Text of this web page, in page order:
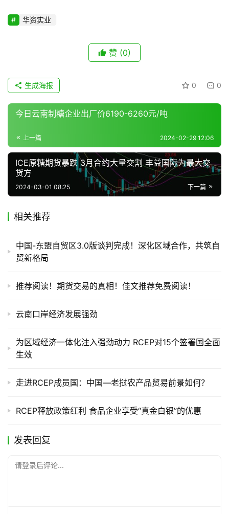
题
区
频
产
业
链
销
运
华资实业
赞 (0)
0 0
生成海报
今日云南制糖企业出厂价6190-6260元/吨
上一篇 2024-02-29 12:06
ICE原糖期货暴跌 3月合约大量交割 丰益国际为最大交
货方
下一篇
2024-03-01 08:25
相关推荐
中国-东盟自贸区3.0版谈判完成！深化区域合作，共筑自
贸新格局
推荐阅读！期货交易的真相！佳文推荐免费阅读！
云南口岸经济发展强劲
为区域经济一体化注入强劲动力 RCEP对15个签署国全面
生效
走进RCEP成员国：中国—老挝农产品贸易前景如何？
RCEP释放政策红利 食品企业享受“真金白银”的优惠
发表回复
请登录后评论...